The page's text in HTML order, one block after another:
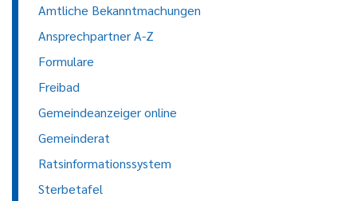
Amtliche Bekanntmachungen
Ansprechpartner A-Z
Formulare
Freibad
Gemeindeanzeiger online
Gemeinderat
Ratsinformationssystem
Sterbetafel